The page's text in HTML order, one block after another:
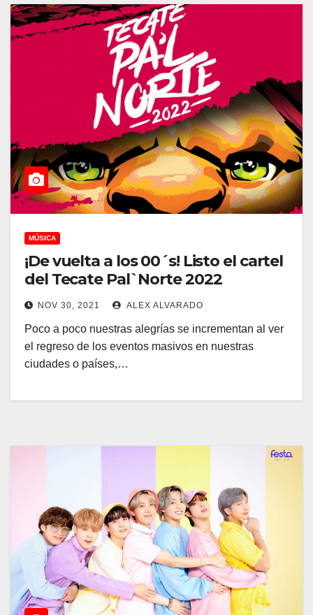
MÚSICA
¡De vuelta a los 00´s! Listo el cartel
del Tecate Pal`Norte 2022
NOV 30, 2021 ALEX ALVARADO
Poco a poco nuestras alegrías se incrementan al ver
el regreso de los eventos masivos en nuestras
ciudades o países,…